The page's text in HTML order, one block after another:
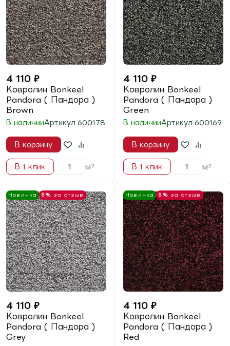
В 1 клик м² В 1 клик м²
Новинка 5%за отзыв
3 900 ₽
Ковролин Bonkeel
Parliament (
В наличии
Артикул 600295
В корзину
В 1 клик м²
Новинка 5%за отзыв
3 900 ₽
Ковролин Bonkeel
Parliament (
В наличии
Артикул 600297
В корзину
В 1 клик м²
Новинка 5%за отзыв Новинка 5%за отзыв